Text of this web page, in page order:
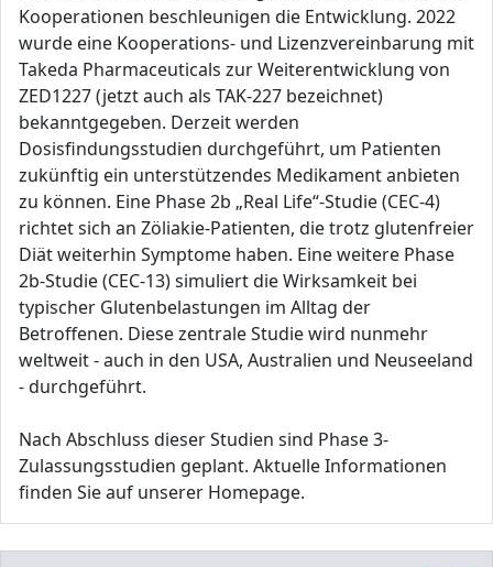
Kooperationen beschleunigen die Entwicklung. 2022
wurde eine Kooperations- und Lizenzvereinbarung mit
Takeda Pharmaceuticals zur Weiterentwicklung von
ZED1227 (jetzt auch als TAK-227 bezeichnet)
bekanntgegeben. Derzeit werden
Dosisfindungsstudien durchgeführt, um Patienten
zukünftig ein unterstützendes Medikament anbieten
zu können. Eine Phase 2b „Real Life“-Studie (CEC-4)
richtet sich an Zöliakie-Patienten, die trotz glutenfreier
Diät weiterhin Symptome haben. Eine weitere Phase
2b-Studie (CEC-13) simuliert die Wirksamkeit bei
typischer Glutenbelastungen im Alltag der
Betroffenen. Diese zentrale Studie wird nunmehr
weltweit - auch in den USA, Australien und Neuseeland
- durchgeführt.
Nach Abschluss dieser Studien sind Phase 3-
Zulassungsstudien geplant. Aktuelle Informationen
finden Sie auf unserer Homepage.